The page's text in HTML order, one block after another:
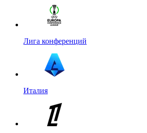
Лига конференций
Италия